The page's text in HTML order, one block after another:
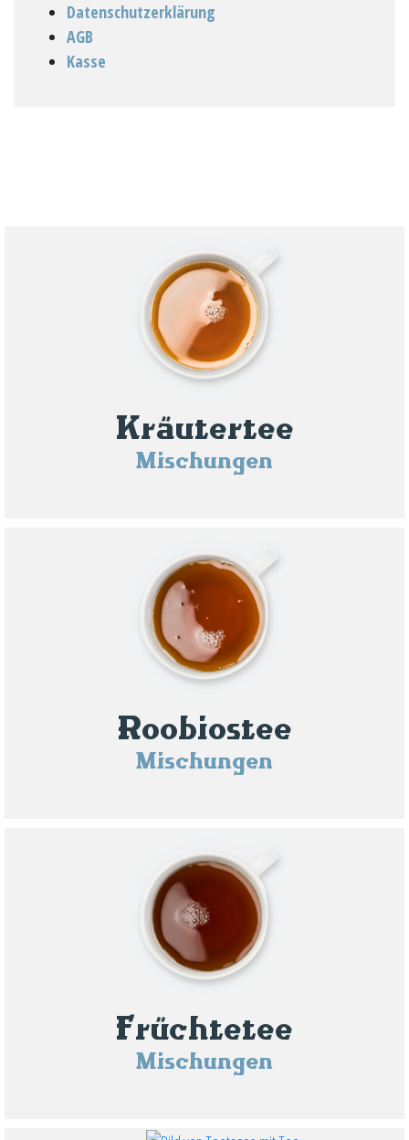
Datenschutzerklärung
AGB
Kasse
Kräutertee
Mischungen
Roobiostee
Mischungen
Früchtetee
Mischungen